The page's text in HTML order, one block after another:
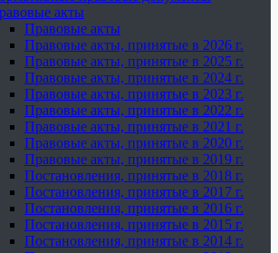
акты
Правовые акты
Правовые акты, принятые в 2026 г.
Правовые акты, принятые в 2025 г.
Правовые акты, принятые в 2024 г.
Правовые акты, принятые в 2023 г.
Правовые акты, принятые в 2022 г.
Правовые акты, принятые в 2021 г.
Правовые акты, принятые в 2020 г.
Правовые акты, принятые в 2019 г.
Постановления, принятые в 2018 г.
Постановления, принятые в 2017 г.
Постановления, принятые в 2016 г.
Постановления, принятые в 2015 г.
Постановления, принятые в 2014 г.